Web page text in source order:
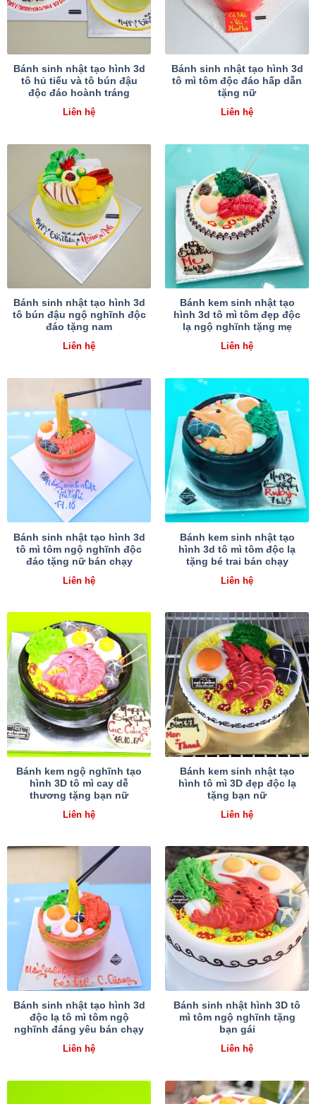
Bánh sinh nhật tạo hình 3d
tô hủ tiếu và tô bún đậu
độc đáo hoành tráng
Liên hệ
Bánh sinh nhật tạo hình 3d
tô mì tôm độc đáo hấp dẫn
tặng nữ
Liên hệ
Bánh sinh nhật tạo hình 3d
tô bún đậu ngộ nghĩnh độc
đáo tặng nam
Liên hệ
Bánh kem sinh nhật tạo
hình 3d tô mì tôm đẹp độc
lạ ngộ nghĩnh tặng mẹ
Liên hệ
Bánh sinh nhật tạo hình 3d
tô mì tôm ngộ nghĩnh độc
đáo tặng nữ bán chạy
Liên hệ
Bánh kem sinh nhật tạo
hình 3d tô mì tôm độc lạ
tặng bé trai bán chạy
Liên hệ
Bánh kem ngộ nghĩnh tạo
hình 3D tô mì cay dễ
thương tặng bạn nữ
Liên hệ
Bánh kem sinh nhật tạo
hình tô mì 3D đẹp độc lạ
tặng bạn nữ
Liên hệ
Bánh sinh nhật tạo hình 3d
độc lạ tô mì tôm ngộ
nghĩnh đáng yêu bán chạy
Liên hệ
Bánh sinh nhật hình 3D tô
mì tôm ngộ nghĩnh tặng
bạn gái
Liên hệ